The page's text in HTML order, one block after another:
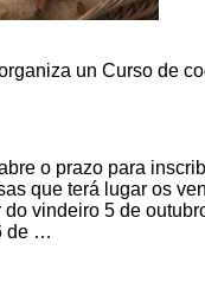
un Curso de
o prazo para
que terá lugar os
do vindeiro 5 de
de …